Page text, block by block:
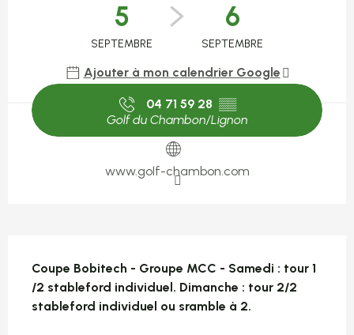
5
SEPTEMBRE
6
SEPTEMBRE
Ajouter à mon calendrier Google
04 71 59 28 ▒▒
Golf du Chambon/Lignon
www.golf-chambon.com
Coupe Bobitech - Groupe MCC - Samedi : tour 1
/2 stableford individuel. Dimanche : tour 2/2
stableford individuel ou sramble à 2.